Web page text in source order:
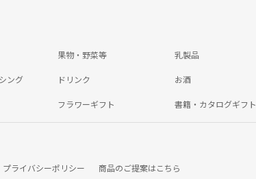
果物・野菜等 乳製品
ング ドリンク お酒
フラワーギフト 書籍・カタログギフト
プライバシーポリシー 商品のご提案はこちら